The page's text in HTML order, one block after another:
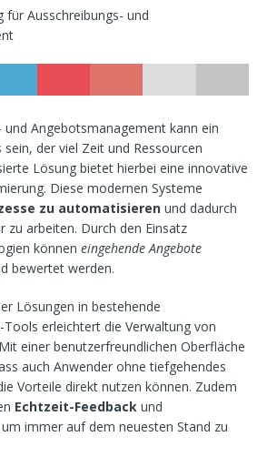
und Angebotsmanagement kann ein
der viel Zeit und Ressourcen
Lösung bietet hierbei eine innovative
Diese modernen Systeme
zu automatisieren und dadurch
zu arbeiten. Durch den Einsatz
können eingehende Angebote
bewertet werden.
Lösungen in bestehende
erleichtert die Verwaltung von
einer benutzerfreundlichen Oberfläche
auch Anwender ohne tiefgehendes
Vorteile direkt nutzen können. Zudem
Echtzeit-Feedback und
immer auf dem neuesten Stand zu